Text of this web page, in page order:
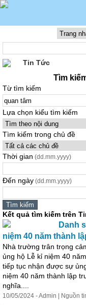
Tin Tức
Tìm
Từ tìm kiếm
Lựa chọn kiểu tìm kiếm
Tìm kiếm trong chủ đề
Thời gian (dd.mm.yyyy)
Đến ngày (dd.mm.yyyy)
Kết quả tìm kiếm trên
Danh
niệm 40 năm thành
Nhà trường trân trọng
ủng hộ Lễ kỉ niệm 40
tiếp tục nhận được sự
niệm 40 năm thành lập
nghĩa....
10/05/2024 - Admin | Nguồn